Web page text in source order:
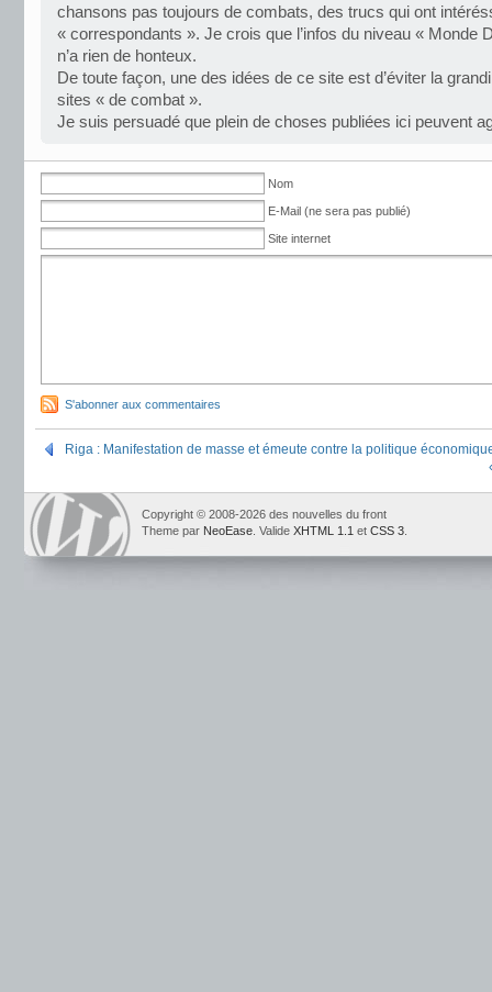
chansons pas toujours de combats, des trucs qui ont
« correspondants ». Je crois que l’infos du niveau « Monde
n’a rien de honteux.
De toute façon, une des idées de ce site est d’éviter la
sites « de combat ».
Je suis persuadé que plein de choses publiées ici peuvent
Nom
E-Mail (ne sera pas publié)
Site internet
S'abonner aux commentaires
Riga : Manifestation de masse et émeute contre la politique
Copyright © 2008-2026 des nouvelles du front
Theme par NeoEase . Valide XHTML 1.1 et CSS 3